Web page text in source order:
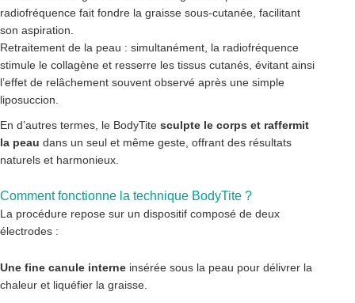
radiofréquence fait fondre la graisse sous-cutanée, facilitant
son aspiration.
Retraitement de la peau : simultanément, la radiofréquence
stimule le collagène et resserre les tissus cutanés, évitant ainsi
l’effet de relâchement souvent observé après une simple
liposuccion.
En d’autres termes, le BodyTite sculpte le corps et raffermit
la peau dans un seul et même geste, offrant des résultats
naturels et harmonieux.
Comment fonctionne la technique BodyTite ?
La procédure repose sur un dispositif composé de deux
électrodes :
Une fine canule interne insérée sous la peau pour délivrer la
chaleur et liquéfier la graisse.